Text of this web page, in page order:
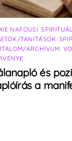
NAFOUSI ,
TANÍTÁSOK
ARCHÍVUM
és
a